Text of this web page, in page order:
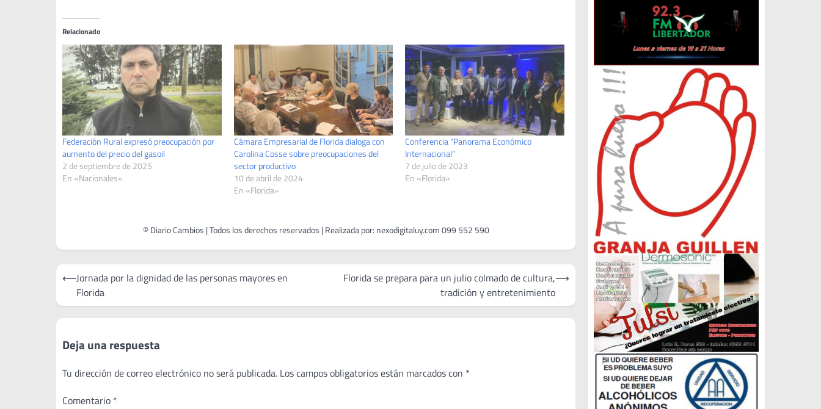
Relacionado
Federación Rural expresó preocupación por
aumento del precio del gasoil
2 de septiembre de 2025
En «Nacionales»
Cámara Empresarial de Florida dialoga con
Carolina Cosse sobre preocupaciones del
sector productivo
10 de abril de 2024
En «Florida»
Conferencia “Panorama Económico
Internacional”
7 de julio de 2023
En «Florida»
Navegación
entradas
⟵Jornada por la dignidad de las personas mayores en
Florida
Florida se prepara para un julio colmado de cultura,
tradición y entretenimiento
⟶
Deja una respuesta
Tu dirección de correo electrónico no será publicada. Los campos obligatorios están marcados con *
Comentario *